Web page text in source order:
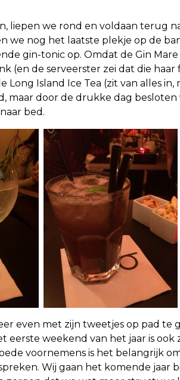
liepen we rond en voldaan terug
we nog het laatste plekje op de
gin-tonic op. Omdat de Gin
(en de serveerster zei dat die haar
Long Island Ice Tea (zit van alles
maar door de drukke dag
bed.
even met zijn tweetjes op pad te
eerste weekend van het jaar is
voornemens is het belangrijk
Wij gaan het komende jaar